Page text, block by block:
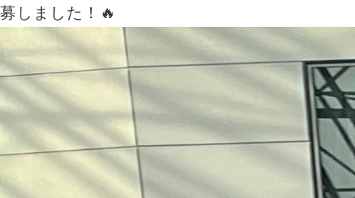
募しました！🔥